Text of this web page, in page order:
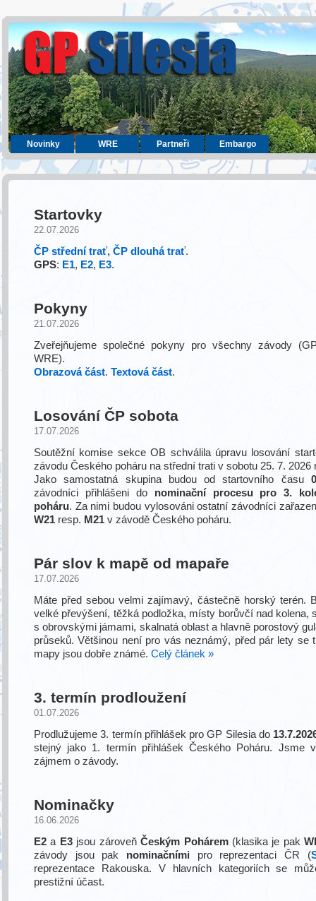
Novinky WRE Partneři Embargo
Startovky
22.07.2026
ČP střední trať, ČP dlouhá trať.
GPS: E1, E2, E3.
Pokyny
21.07.2026
Zveřejňujeme společné pokyny pro všechny závody
WRE).
Obrazová část. Textová část.
Losování ČP sobota
17.07.2026
Soutěžní komise sekce OB schválila úpravu losování
závodu Českého poháru na střední trati v sobotu 25. 7. 2026
Jako samostatná skupina budou od startovního času
závodníci přihlášeni do nominační procesu pro 3.
poháru. Za nimi budou vylosováni ostatní závodníci
W21 resp. M21 v závodě Českého poháru.
Pár slov k mapě od mapaře
17.07.2026
Máte před sebou velmi zajímavý, částečně horský terén.
velké převýšení, těžká podložka, místy borůvčí nad kolena,
s obrovskými jámami, skalnatá oblast a hlavně porostový
průseků. Většinou není pro vás neznámý, před pár lety se
mapy jsou dobře známé. Celý článek »
3. termín prodloužení
01.07.2026
Prodlužujeme 3. termín přihlášek pro GP Silesia do
stejný jako 1. termín přihlášek Českého Poháru. Jsme
zájmem o závody.
Nominačky
16.06.2026
E2 a E3jsou zároveňČeským Pohárem(klasika je pak
závody jsou pak nominačními pro reprezentaci ČR (
reprezentace Rakouska. V hlavních kategoriích se
prestižní účast.